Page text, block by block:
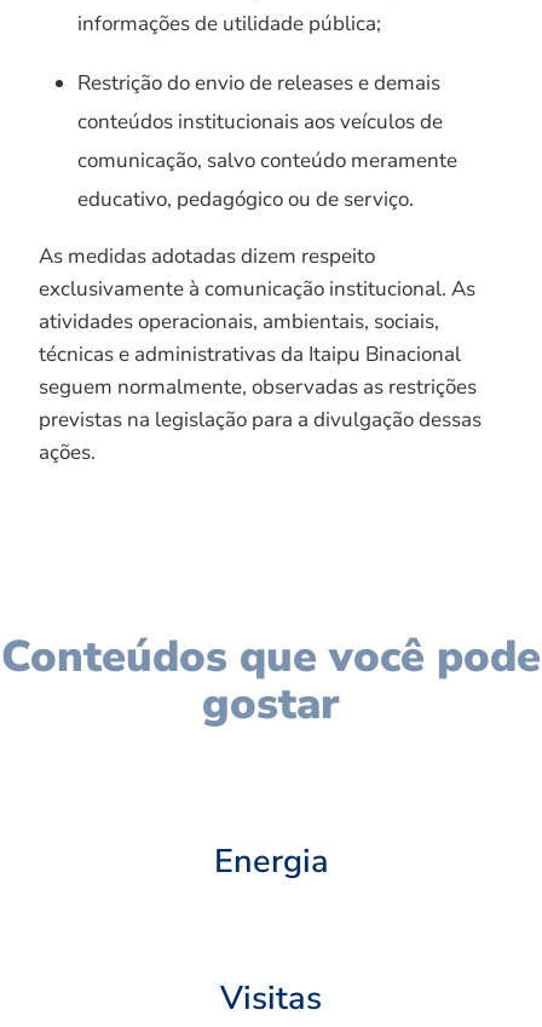
informações de utilidade pública;
Restrição do envio de releases e demais
conteúdos institucionais aos veículos de
comunicação, salvo conteúdo meramente
educativo, pedagógico ou de serviço.
As medidas adotadas dizem respeito
exclusivamente à comunicação institucional. As
atividades operacionais, ambientais, sociais,
técnicas e administrativas da Itaipu Binacional
seguem normalmente, observadas as restrições
previstas na legislação para a divulgação dessas
ações.
Conteúdos que você pode
gostar
Energia
Visitas